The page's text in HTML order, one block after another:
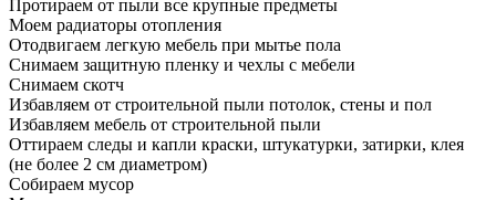
Протираем от пыли все крупные предметы
Моем радиаторы отопления
Отодвигаем легкую мебель при мытье пола
Снимаем защитную пленку и чехлы с мебели
Снимаем скотч
Избавляем от строительной пыли потолок, стены и пол
Избавляем мебель от строительной пыли
Оттираем следы и капли краски, штукатурки, затирки, клея
(не более 2 см диаметром)
Собираем мусор